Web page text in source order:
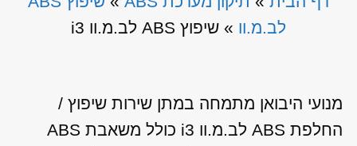
לב.מ.וו» שיפוץ ABS לב.מ.וו i3
מנועי היבואן מתמחה במתן שירות שיפוץ /
החלפת ABS לב.מ.וו i3 כולל משאבת ABS